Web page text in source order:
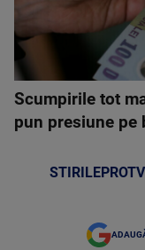
Scumpirile tot
pun presiune pe
STIRILEPROTV